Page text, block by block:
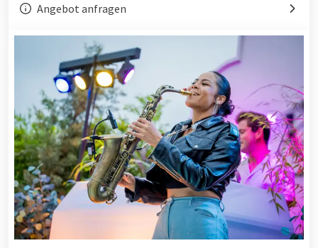
Angebot anfragen